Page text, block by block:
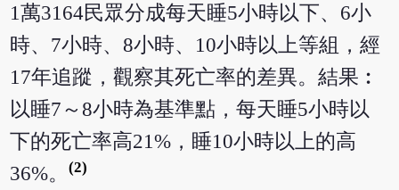
1萬3164民眾分成每天睡5小時以下、6小
時、7小時、8小時、10小時以上等組，經
17年追蹤，觀察其死亡率的差異。結果︰
以睡7～8小時為基準點，每天睡5小時以
下的死亡率高21%，睡10小時以上的高
36%。(2)